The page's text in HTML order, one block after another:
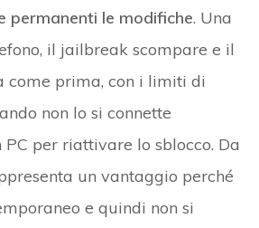
permanenti le modifiche. Una
il jailbreak scompare e il
come prima, con i limiti di
non lo si connette
per riattivare lo sblocco. Da
un vantaggio perché
e quindi non si